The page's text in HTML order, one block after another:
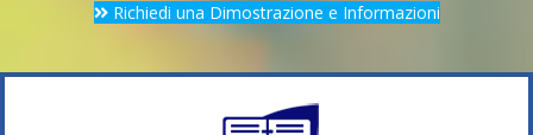
Richiedi una Dimostrazione e Informazioni